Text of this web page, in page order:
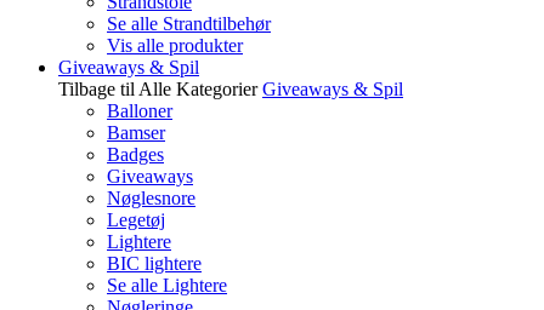
Se alle Strandtilbehør
Vis alle produkter
Giveaways & Spil
Tilbage til Alle Kategorier Giveaways & Spil
Balloner
Bamser
Badges
Giveaways
Nøglesnore
Legetøj
Lightere
BIC lightere
Se alle Lightere